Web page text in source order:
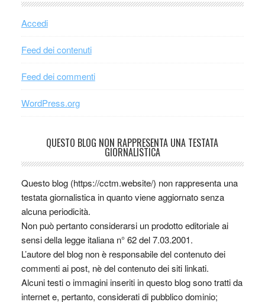
Accedi
Feed dei contenuti
Feed dei commenti
WordPress.org
QUESTO BLOG NON RAPPRESENTA UNA TESTATA
GIORNALISTICA
Questo blog (https://cctm.website/) non rappresenta una
testata giornalistica in quanto viene aggiornato senza
alcuna periodicità.
Non può pertanto considerarsi un prodotto editoriale ai
sensi della legge italiana n° 62 del 7.03.2001.
L’autore del blog non è responsabile del contenuto dei
commenti ai post, nè del contenuto dei siti linkati.
Alcuni testi o immagini inseriti in questo blog sono tratti da
internet e, pertanto, considerati di pubblico dominio;